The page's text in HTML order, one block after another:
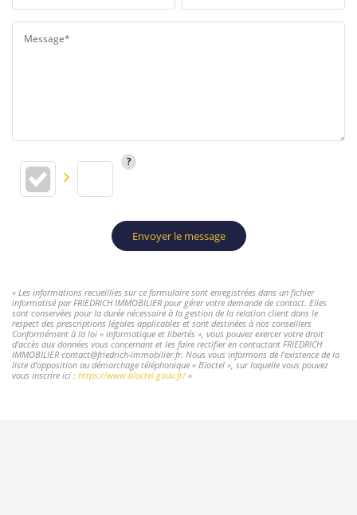
Message*
Envoyer le message
« Les informations recueillies sur ce formulaire sont enregistrées dans un fichier
informatisé par FRIEDRICH IMMOBILIER pour gérer votre demande de contact. Elles
sont conservées pour la durée nécessaire à la gestion de la relation client dans le
respect des prescriptions légales applicables et sont destinées à nos conseillers
Conformément à la loi « informatique et libertés », vous pouvez exercer votre droit
d'accès aux données vous concernant et les faire rectifier en contactant FRIEDRICH
IMMOBILIER contact@friedrich-immobilier.fr. Nous vous informons de l'existence de la
liste d'opposition au démarchage téléphonique « Bloctel », sur laquelle vous pouvez
vous inscrire ici : https://www.bloctel.gouv.fr/»